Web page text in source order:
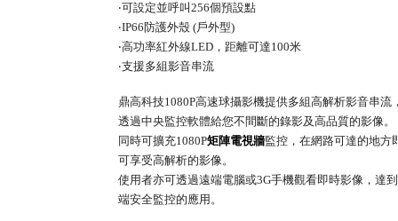
‧可設定並呼叫256個預設點
‧IP66防護外殼 (戶外型)
‧高功率紅外線LED，距離可達100米
‧支援多組影音串流
鼎高科技1080P高速球攝影機提供多組高解析影音串流
透過中央監控軟體給您不間斷的錄影及高品質的影像。
同時可擴充1080P矩陣電視牆監控，在網路可達的地方
可享受高解析的影像。
使用者亦可透過遠端電腦或3G手機觀看即時影像，達
端安全監控的應用。